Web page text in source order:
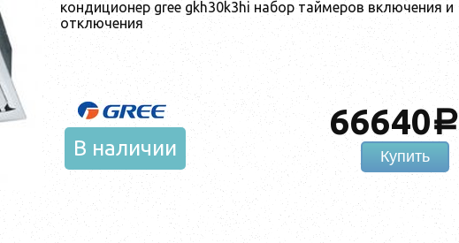
кондиционер gree gkh30k3hi набор таймеров включения и
отключения
66640a
Купить
В наличии